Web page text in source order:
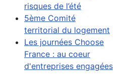
risques de l’été
5ème Comité
territorial du logement
Les journées Choose
France : au coeur
d'entreprises engagées